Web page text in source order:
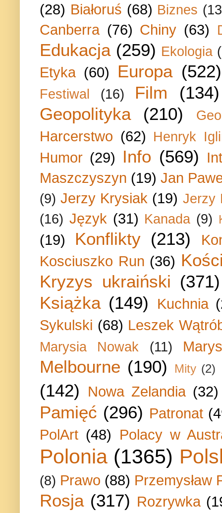
(28) Białoruś (68) Biznes
Canberra (76) Chiny (63)
Edukacja (259) Ekologia
Etyka (60) Europa (522)
Festiwal (16) Film
(134)
Geopolityka
(210)
Harcerstwo (62) Henryk
Humor (29) Info (569)
Maszczyszyn (19) Jan
(9) Jerzy Krysiak (19) Jerzy
(16) Język (31) Kanada (9)
(19) Konflikty (213)
Kosciuszko Run (36)
Kryzys ukraiński (371)
Książka (149) Kuchnia
Sykulski (68) Leszek
Marysia Nowak (11)
Melbourne (190) Mity (2)
(142) Nowa Zelandia (32)
Pamięć (296) Patronat
PolArt (48) Polacy w
Polonia (1365)
(8) Prawo (88) Przemysław
Rosja (317) Rozrywka